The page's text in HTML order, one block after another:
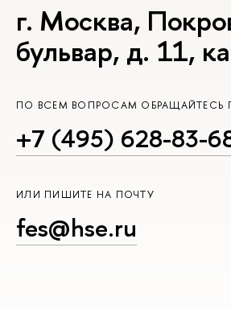
г. Москва,
бульвар, д. 11,
ПО ВСЕМ ВОПРОСАМ ОБРАЩАЙТЕСЬ
+7 (495) 628-83-
ИЛИ ПИШИТЕ НА ПОЧТУ
fes@hse.ru